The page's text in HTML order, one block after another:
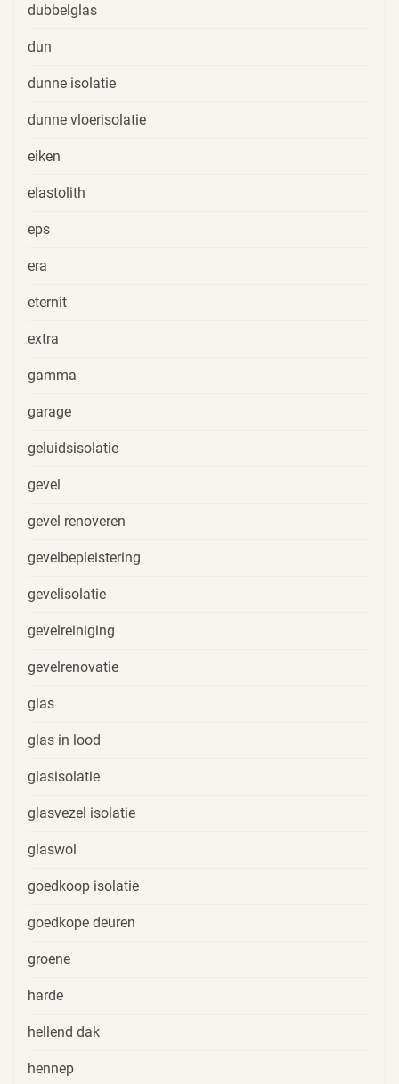
dubbelglas
dun
dunne isolatie
dunne vloerisolatie
eiken
elastolith
eps
era
eternit
extra
gamma
garage
geluidsisolatie
gevel
gevel renoveren
gevelbepleistering
gevelisolatie
gevelreiniging
gevelrenovatie
glas
glas in lood
glasisolatie
glasvezel isolatie
glaswol
goedkoop isolatie
goedkope deuren
groene
harde
hellend dak
hennep